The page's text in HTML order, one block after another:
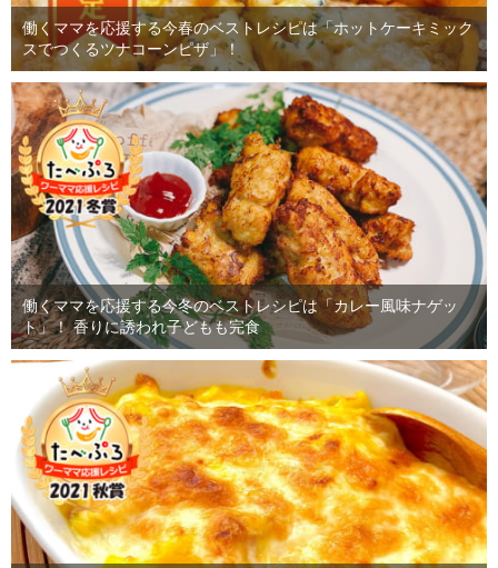
働くママを応援する今春のベストレシピは「ホットケーキミック
スでつくるツナコーンピザ」！
働くママを応援する今冬のベストレシピは「カレー風味ナゲッ
ト」！ 香りに誘われ子どもも完食